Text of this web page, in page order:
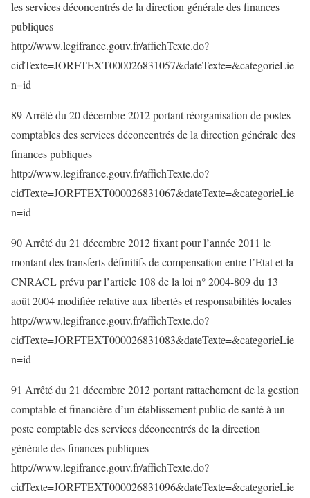
les services déconcentrés de la direction générale des finances
publiques
http://www.legifrance.gouv.fr/affichTexte.do?
cidTexte=JORFTEXT000026831057&dateTexte=&categorieLie
n=id
89 Arrêté du 20 décembre 2012 portant réorganisation de postes
comptables des services déconcentrés de la direction générale des
finances publiques
http://www.legifrance.gouv.fr/affichTexte.do?
cidTexte=JORFTEXT000026831067&dateTexte=&categorieLie
n=id
90 Arrêté du 21 décembre 2012 fixant pour l’année 2011 le
montant des transferts définitifs de compensation entre l’Etat et la
CNRACL prévu par l’article 108 de la loi n° 2004-809 du 13
août 2004 modifiée relative aux libertés et responsabilités locales
http://www.legifrance.gouv.fr/affichTexte.do?
cidTexte=JORFTEXT000026831083&dateTexte=&categorieLie
n=id
91 Arrêté du 21 décembre 2012 portant rattachement de la gestion
comptable et financière d’un établissement public de santé à un
poste comptable des services déconcentrés de la direction
générale des finances publiques
http://www.legifrance.gouv.fr/affichTexte.do?
cidTexte=JORFTEXT000026831096&dateTexte=&categorieLie